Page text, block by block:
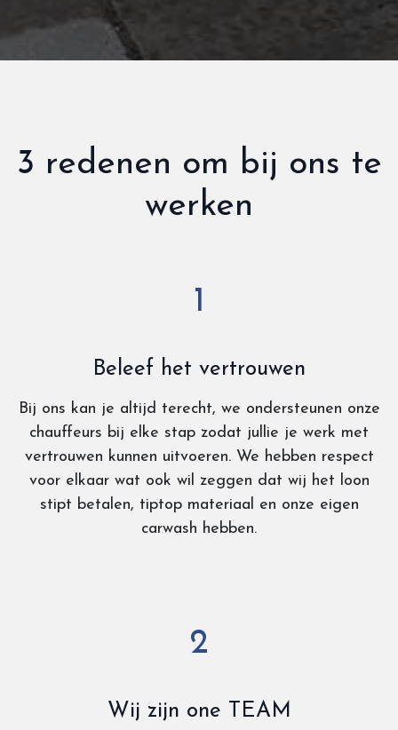
3 redenen om bij ons te
werken
1
Beleef het vertrouwen
Bij ons kan je altijd terecht, we ondersteunen onze
chauffeurs bij elke stap zodat jullie je werk met
vertrouwen kunnen uitvoeren. We hebben respect
voor elkaar wat ook wil zeggen dat wij het loon
stipt betalen, tiptop materiaal en onze eigen
carwash hebben.
2
Wij zijn one TEAM